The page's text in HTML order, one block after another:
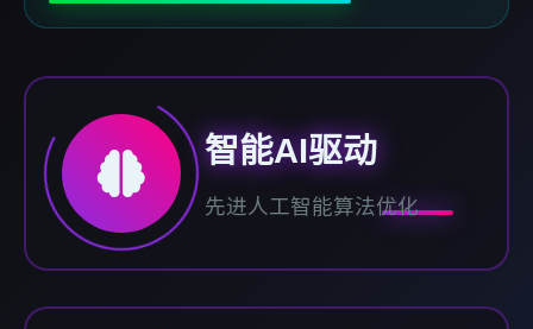
智能AI驱动
先进人工智能算法优化